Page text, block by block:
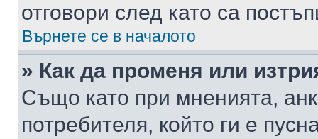
отговори след като са
Върнете се в началото
» Как да променя или
Също като при мненията,
потребителя, който ги е